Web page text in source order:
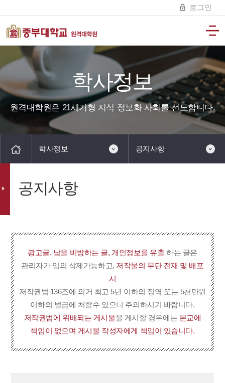
로그인
학사정보
원격대학원은 21세기형 지식 정보화 사회를 선도합니다.
학사정보 공지사항
공지사항
광고글, 남을 비방하는 글, 개인정보를 유출 하는 글은
관리자가 임의 삭제가능하고, 저작물의 무단 전재 및 배포
시
저작권법 136조에 의거 최고 5년 이하의 징역 또는 5천만원
이하의 벌금에 처할수 있으니 주의하시기 바랍니다.
저작권법에 위배되는 게시물을 게시할 경우에는 본교에
책임이 없으며 게시물 작성자에게 책임이 있습니다.